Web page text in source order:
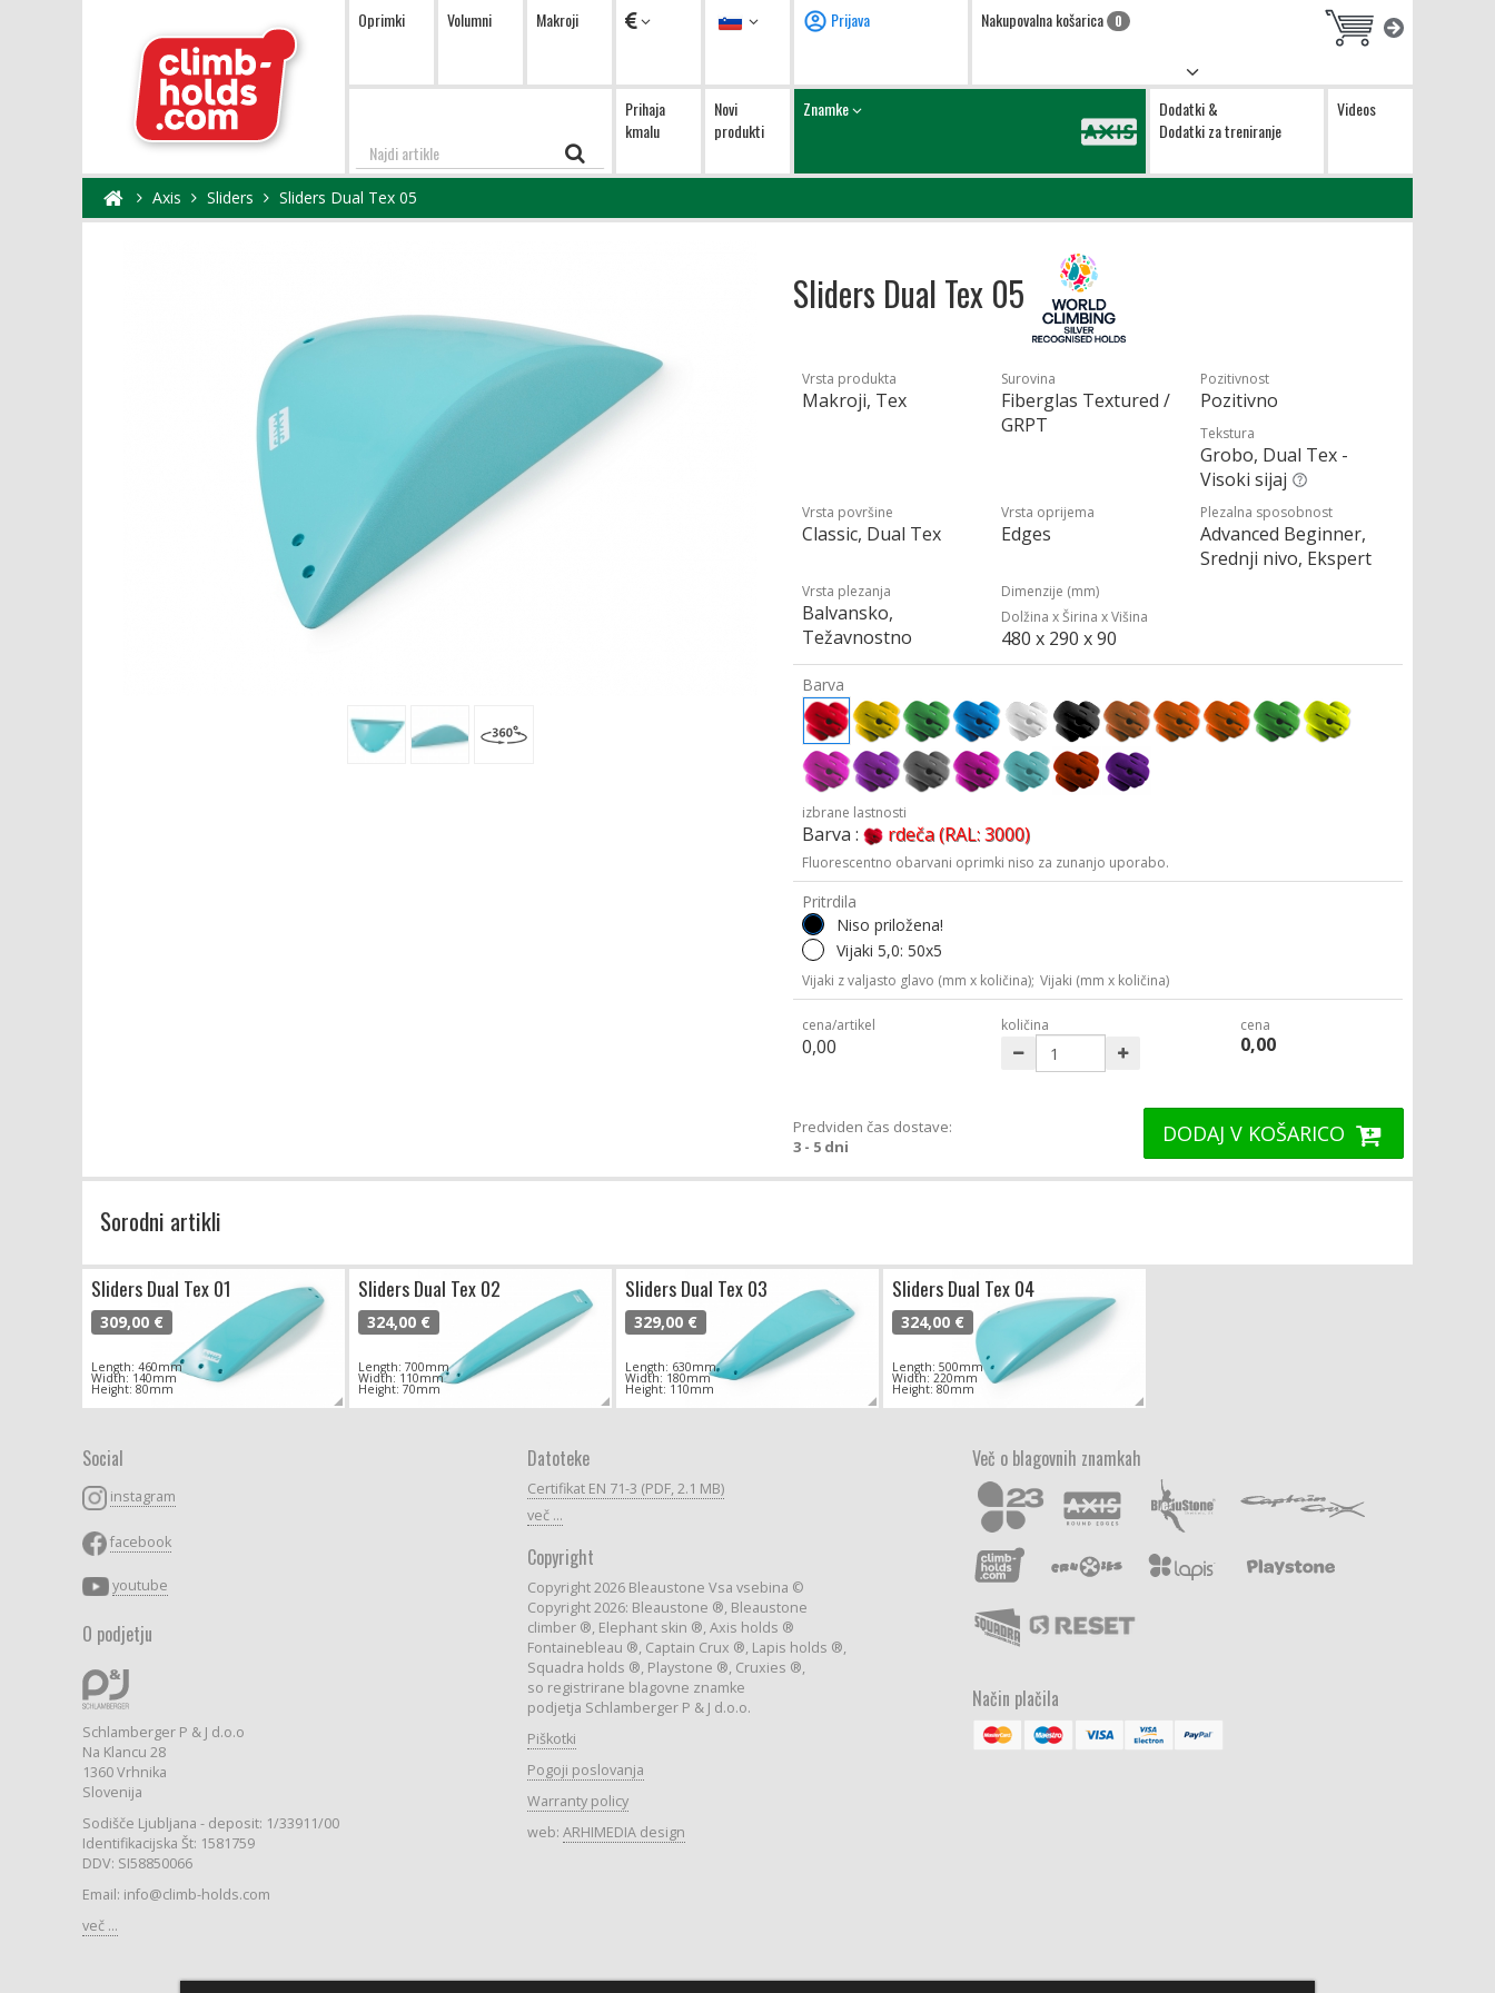
Oprimki Volumni Makroji Valute Jezik Prijava Nakupovalna košarica 0
Najdi
Prihaja
kmalu
Novi
produkti
Znamke
Dodatki &
Dodatki za treniranje
Videos
Axis Sliders Sliders Dual Tex 05
Sliders Dual Tex 05
Vrsta produkta
Makroji, Tex
Surovina
Fiberglas Textured /
GRPT
Pozitivnost
Pozitivno
Tekstura
Grobo, Dual Tex -
Visoki sijaj
Vrsta površine
Classic, Dual Tex
Vrsta oprijema
Edges
Plezalna sposobnost
Advanced Beginner,
Srednji nivo, Ekspert
Vrsta plezanja
Balvansko,
Težavnostno
Dimenzije (mm)
Dolžina x Širina x Višina
480 x 290 x 90
Barva
izbrane lastnosti
Barva : rdeča (RAL: 3000)
Fluorescentno obarvani oprimki niso za zunanjo uporabo.
Pritrdila
Niso priložena!
Vijaki 5,0: 50x5
Vijaki z valjasto glavo (mm x količina); Vijaki (mm x količina)
cena/artikel
0,00
količina cena
0,00
Predviden čas dostave:
3 - 5 dni
DODAJ V KOŠARICO
Sorodni artikli
Sliders Dual Tex 01
309,00 €
Length: 460mm
Width: 140mm
Height: 80mm
Sliders Dual Tex 02
324,00 €
Length: 700mm
Width: 110mm
Height: 70mm
Sliders Dual Tex 03
329,00 €
Length: 630mm
Width: 180mm
Height: 110mm
Sliders Dual Tex 04
324,00 €
Length: 500mm
Width: 220mm
Height: 80mm
Social
instagram
facebook
youtube
O podjetju
Schlamberger P & J d.o.o
Na Klancu 28
1360 Vrhnika
Slovenija
Sodišče Ljubljana - deposit: 1/33911/00
Identifikacijska Št: 1581759
DDV: SI58850066
Email: info@climb-holds.com
več ...
Datoteke
Certifikat EN 71-3 (PDF, 2.1 MB)
več ...
Copyright
Copyright 2026 Bleaustone Vsa vsebina ©
Copyright 2026: Bleaustone ®, Bleaustone
climber ®, Elephant skin ®, Axis holds ®
Fontainebleau ®, Captain Crux ®, Lapis holds ®,
Squadra holds ®, Playstone ®, Cruxies ®,
so registrirane blagovne znamke
podjetja Schlamberger P & J d.o.o.
Piškotki
Pogoji poslovanja
Warranty policy
web: ARHIMEDIA design
Več o blagovnih znamkah
Način plačila